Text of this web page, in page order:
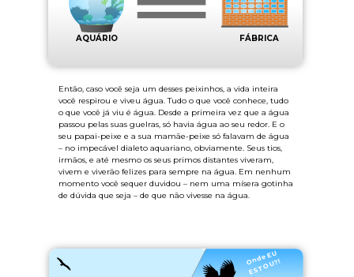
AQUÁRIO FÁBRICA
O
n
d
e
E
U
E
S
T
O
U?!
Então, caso você seja um desses peixinhos, a vida inteira
você respirou e viveu água. Tudo o que você conhece, tudo
o que você já viu é água. Desde a primeira vez que a água
passou pelas suas guelras, só havia água ao seu redor. E o
seu papai-peixe e a sua mamãe-peixe só falavam de água
– no impecável dialeto aquariano, obviamente. Seus tios,
irmãos, e até mesmo os seus primos distantes viveram,
vivem e viverão felizes para sempre na água. Em nenhum
momento você sequer duvidou – nem uma mísera gotinha
de dúvida que seja – de que não vivesse na água.